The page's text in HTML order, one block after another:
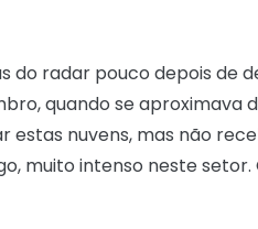
do radar pouco depois de
quando se aproximava
estas nuvens, mas não
muito intenso neste